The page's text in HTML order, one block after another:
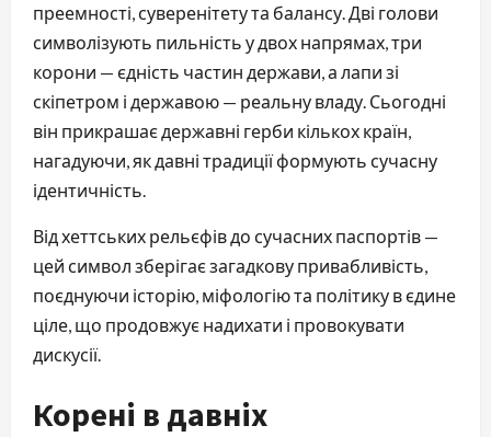
преемності, суверенітету та балансу. Дві голови
символізують пильність у двох напрямах, три
корони — єдність частин держави, а лапи зі
скіпетром і державою — реальну владу. Сьогодні
він прикрашає державні герби кількох країн,
нагадуючи, як давні традиції формують сучасну
ідентичність.
Від хеттських рельєфів до сучасних паспортів —
цей символ зберігає загадкову привабливість,
поєднуючи історію, міфологію та політику в єдине
ціле, що продовжує надихати і провокувати
дискусії.
Корені в давніх